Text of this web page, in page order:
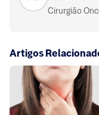
Cirurgião
Artigos